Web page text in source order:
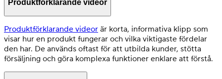
Produktförklarande videor
Produktförklarande videor är korta, informativa klipp som
visar hur en produkt fungerar och vilka viktigaste fördelar
den har. De används oftast för att utbilda kunder, stötta
försäljning och göra komplexa funktioner enklare att förstå.